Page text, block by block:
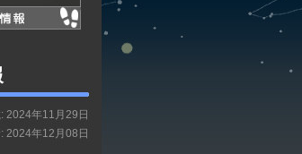
2024年11月29日
2024年12月08日